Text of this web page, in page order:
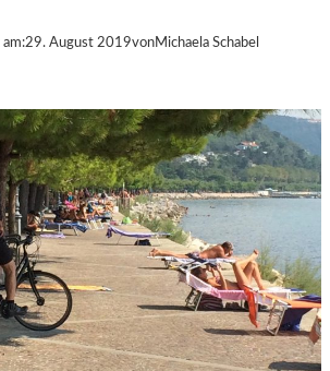
29. August 2019vonMichaela Schabel